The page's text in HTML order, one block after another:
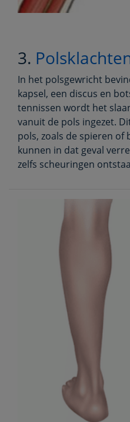
3.
In het polsgewricht
kapsel, een discus en
tennissen wordt het
vanuit de pols ingezet.
pols, zoals de spieren of
kunnen in dat geval
zelfs scheuringen